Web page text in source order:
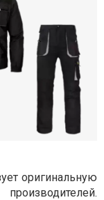
оригинальную